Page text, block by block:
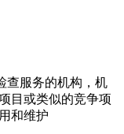
查服务的机构，机
目或类似的竞争项
和维护